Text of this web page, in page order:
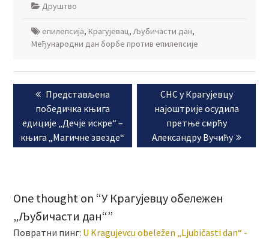
Друштво
епилепсија, Крагујевац,Љубичасти дан,
Међународни дан борбе против епилепсије
Кретање
чланкаPrevious
post:
Представљена
победичка књига
едиције „Дечје искре“ –
књига „Магичне звезде“
Next
post:
СНС у Крагујевцу
најоштрије осудила
претње смрћу
Александру Вучићу
One thought on “У Крагујевцу обележен
„Љубичасти дан“”
Повратни пинг: U Kragujevcu obeležen „Ljubičasti dan“ -